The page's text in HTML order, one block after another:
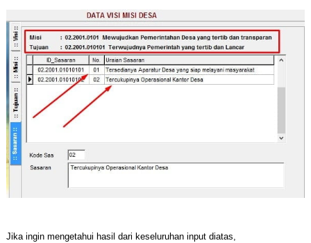
Jika ingin mengetahui hasil dari keseluruhan input diatas,